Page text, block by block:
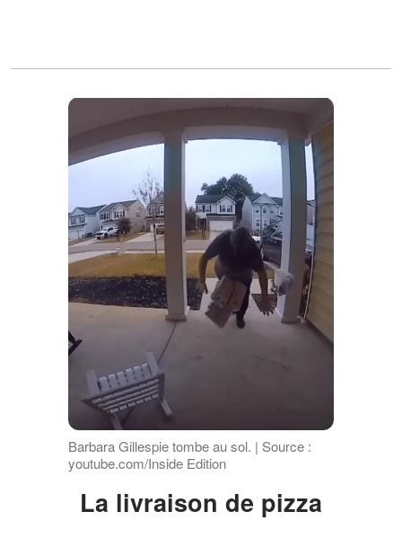
Barbara Gillespie tombe au sol. | Source :
youtube.com/Inside Edition
La livraison de pizza